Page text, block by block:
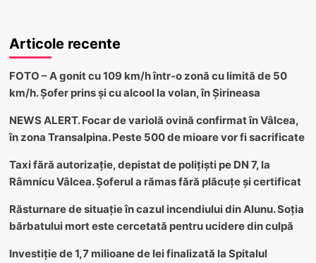
Articole recente
FOTO – A gonit cu 109 km/h într-o zonă cu limită de 50
km/h. Șofer prins și cu alcool la volan, în Șirineasa
NEWS ALERT. Focar de variolă ovină confirmat în Vâlcea,
în zona Transalpina. Peste 500 de mioare vor fi sacrificate
Taxi fără autorizație, depistat de polițiști pe DN 7, la
Râmnicu Vâlcea. Șoferul a rămas fără plăcuțe și certificat
Răsturnare de situație în cazul incendiului din Alunu. Soția
bărbatului mort este cercetată pentru ucidere din culpă
Investiție de 1,7 milioane de lei finalizată la Spitalul